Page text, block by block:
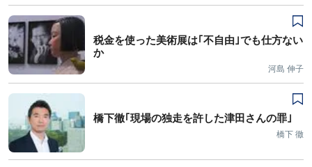
税金を使った美術展は｢不自由｣でも仕方ない
か
河島 伸子
橋下徹｢現場の独走を許した津田さんの罪｣
橋下 徹